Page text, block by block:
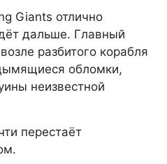
Giants отлично
дальше. Главный
разбитого корабля
обломки,
неизвестной
перестаёт